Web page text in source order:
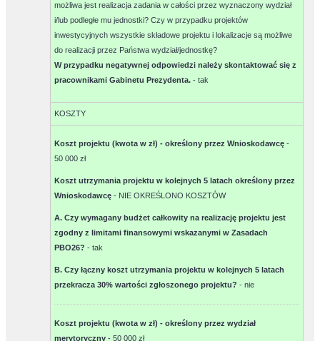
możliwa jest realizacja zadania w całości przez wyznaczony wydział
i/lub podległe mu jednostki? Czy w przypadku projektów
inwestycyjnych wszystkie składowe projektu i lokalizacje są możliwe
do realizacji przez Państwa wydział/jednostkę?
W przypadku negatywnej odpowiedzi należy skontaktować się z
pracownikami Gabinetu Prezydenta. -tak
KOSZTY
Koszt projektu (kwota w zł) - określony przez Wnioskodawcę -
50 000 zł
Koszt utrzymania projektu w kolejnych 5 latach określony przez
Wnioskodawcę - NIE OKREŚLONO KOSZTÓW
A. Czy wymagany budżet całkowity na realizację projektu jest
zgodny z limitami finansowymi wskazanymi w Zasadach
PBO26?-tak
B. Czy łączny koszt utrzymania projektu w kolejnych 5 latach
przekracza 30% wartości zgłoszonego projektu?-nie
Koszt projektu (kwota w zł) - określony przez wydział
merytoryczny -50 000 zł